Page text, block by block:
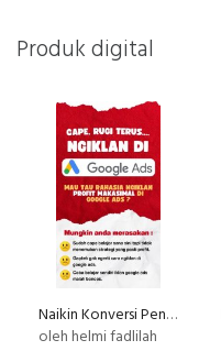
Produk digital
Naikin Konversi Penjualan Lewat Google Ads Profit Maksimal
oleh helmi fadlilah